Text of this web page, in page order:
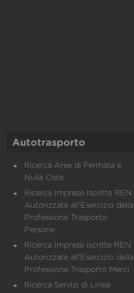
Autotrasporto
Ricerca Aree di Fermata e
Nulla Osta
Ricerca Imprese Iscritte REN
Autorizzate all'Esercizio della
Professione Trasporto
Persone
Ricerca Imprese iscritte REN
Autorizzate all'Esercizio della
Professione Trasporto Merci
Ricerca Servizi di Linea